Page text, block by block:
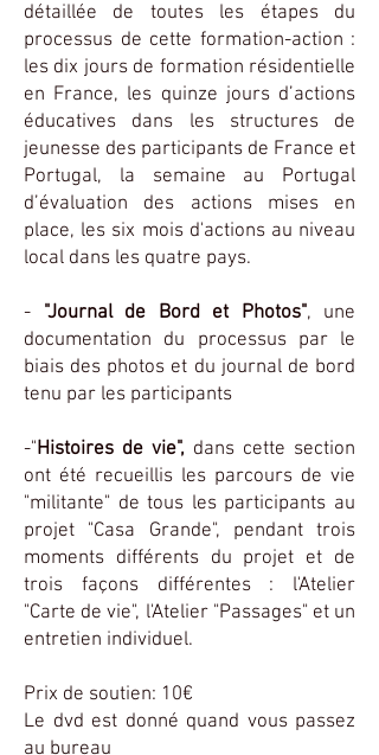
détaillée de toutes les étapes du
processus de cette formation-action :
les dix jours de formation résidentielle
en France, les quinze jours d’actions
éducatives dans les structures de
jeunesse des participants de France et
Portugal, la semaine au Portugal
d’évaluation des actions mises en
place, les six mois d'actions au niveau
local dans les quatre pays.
- "Journal de Bord et Photos", une
documentation du processus par le
biais des photos et du journal de bord
tenu par les participants
-"Histoires de vie", dans cette section
ont été recueillis les parcours de vie
"militante" de tous les participants au
projet "Casa Grande", pendant trois
moments différents du projet et de
trois façons différentes : l'Atelier
"Carte de vie", l'Atelier "Passages" et un
entretien individuel.
Prix de soutien: 10€
Le dvd est donné quand vous passez
au bureau